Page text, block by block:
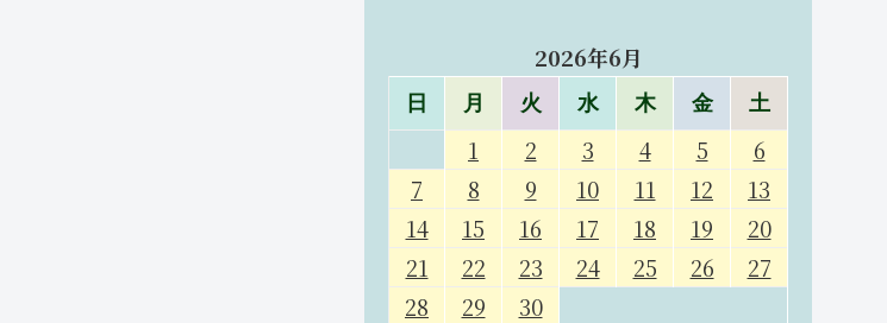
2026年6月
日 月 火 水 木 金 土
1 2 3 4 5
6
7
8 9 10 11 12
13
14
15 16 17 18 19
20
21
22 23 24 25 26
27
28
29 30